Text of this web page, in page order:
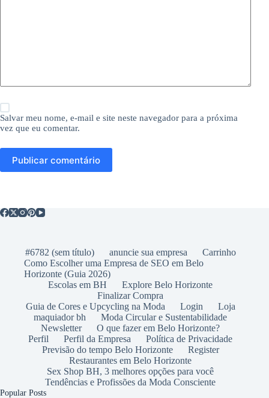
Salvar meu nome, e-mail e site neste navegador para a próxima
vez que eu comentar.
Publicar comentário
#6782 (sem título) anuncie sua empresa
Carrinho
Como Escolher uma Empresa de SEO em Belo
Horizonte (Guia 2026)
Escolas em BH
Explore Belo Horizonte
Finalizar Compra
Guia de Cores e Upcycling na Moda
Login
Loja
maquiador bh
Moda Circular e Sustentabilidade
Newsletter
O que fazer em Belo Horizonte?
Perfil
Perfil da Empresa
Política de Privacidade
Previsão do tempo Belo Horizonte
Register
Restaurantes em Belo Horizonte
Sex Shop BH, 3 melhores opções para você
Tendências e Profissões da Moda Consciente
Popular Posts